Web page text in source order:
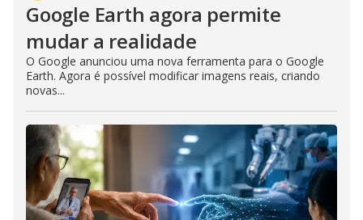
Google Earth agora permite
mudar a realidade
O Google anunciou uma nova ferramenta para o Google
Earth. Agora é possível modificar imagens reais, criando
novas...